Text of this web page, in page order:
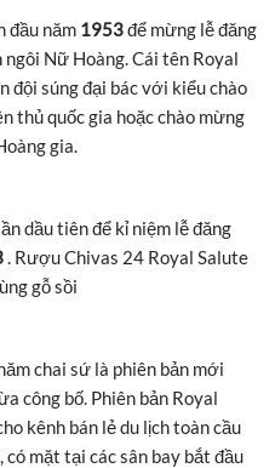
đầu năm 1953để mừng lễ đăng
Nữ Hoàng. Cái tên Royal
đội súng đại bác với kiểu chào
thủ quốc gia hoặc chào mừng
gia.
dầu tiên để kỉ niệm lễ đăng
. Rượu Chivas 24 Royal Salute
gỗ sồi
chai sứ là phiên bản mới
công bố. Phiên bản Royal
kênh bán lẻ du lịch toàn cầu
mặt tại các sân bay bắt đầu